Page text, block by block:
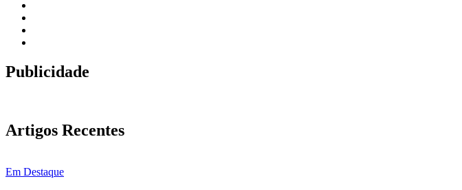
Publicidade
Artigos Recentes
Em Destaque